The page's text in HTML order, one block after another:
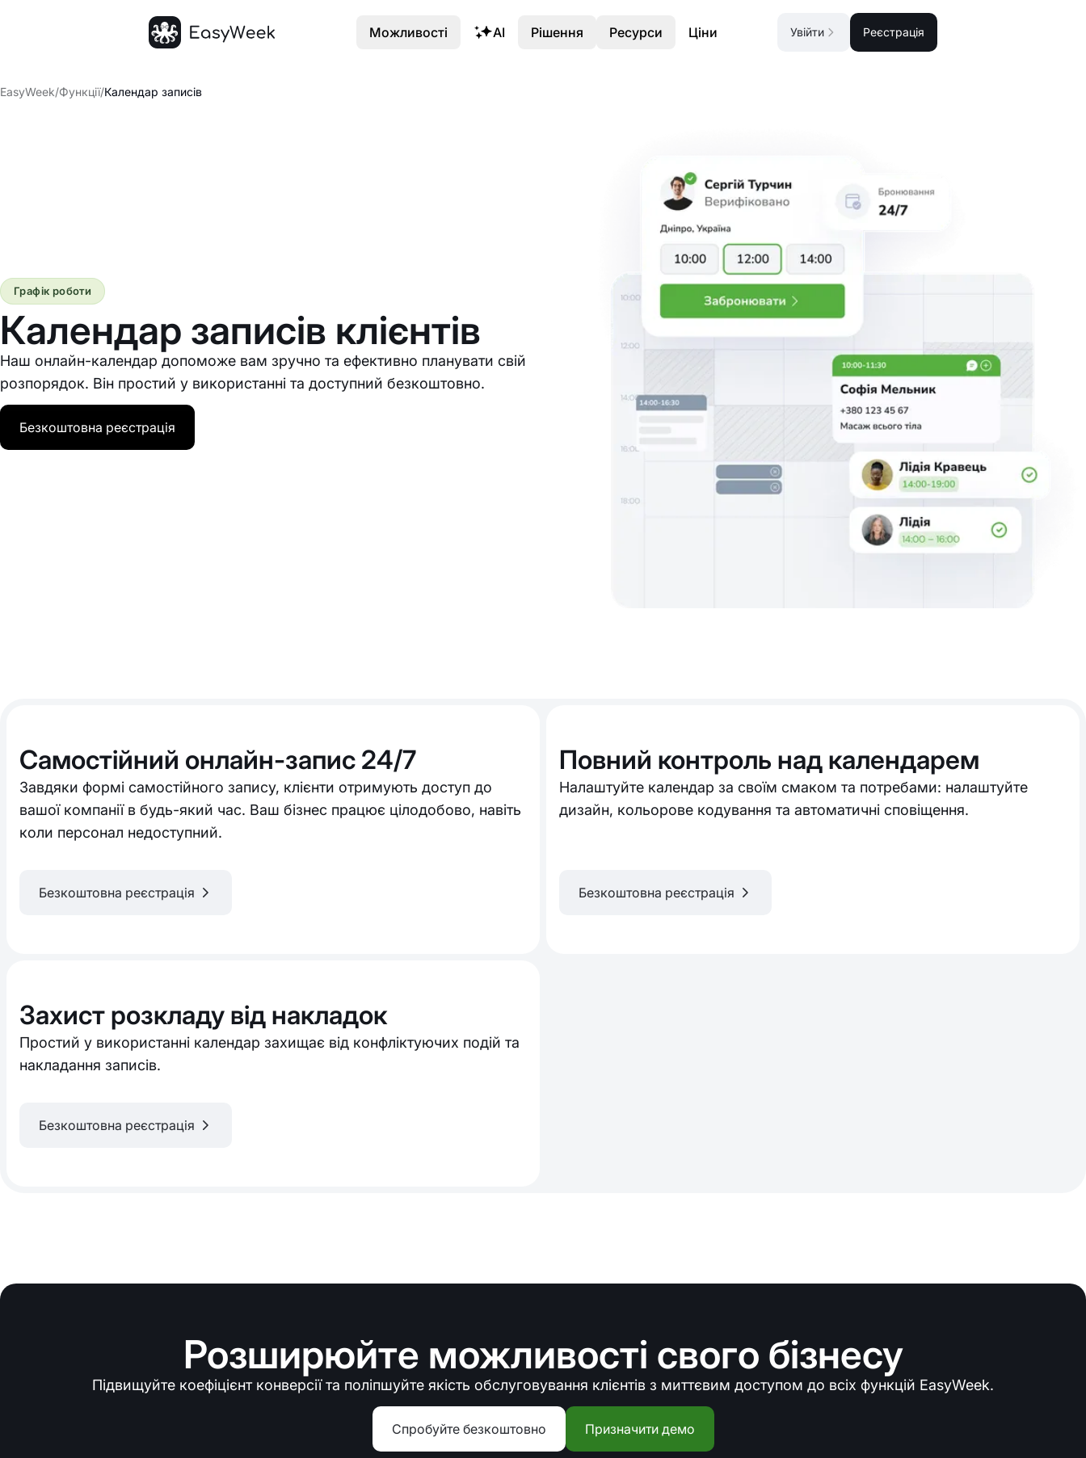
EasyWeek/Функції/Календар записів
Календар записів клієнтів
Наш онлайн-календар допоможе вам зручно та ефективно планувати свій
розпорядок. Він простий у використанні та доступний безкоштовно.
Графік роботи
Безкоштовна реєстрація
Самостійний онлайн-запис 24/7
Завдяки формі самостійного запису, клієнти отримують доступ до
вашої компанії в будь-який час. Ваш бізнес працює цілодобово, навіть
коли персонал недоступний.
Безкоштовна реєстрація
Повний контроль над календарем
Налаштуйте календар за своїм смаком та потребами: налаштуйте
дизайн, кольорове кодування та автоматичні сповіщення.
Безкоштовна реєстрація
Захист розкладу від накладок
Простий у використанні календар захищає від конфліктуючих подій та
накладання записів.
Безкоштовна реєстрація
Розширюйте можливості свого бізнесу
Підвищуйте коефіцієнт конверсії та поліпшуйте якість обслуговування клієнтів з миттєвим доступом до всіх функцій EasyWeek.
Спробуйте безкоштовно Призначити демо
Можливості AI Рішення Ресурси Ціни Увійти Реєстрація